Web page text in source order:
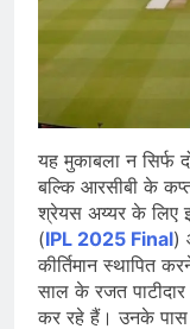
यह मुकाबला न सिर्फ
बल्कि आरसीबी के
श्रेयस अय्यर के लिए
(IPL 2025 Final)
कीर्तिमान स्थापित
साल के रजत
कर रहे हैं। उनके पास